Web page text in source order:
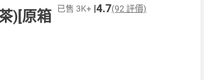
)[原箱
已售 3K+ 4.7(92 評價)